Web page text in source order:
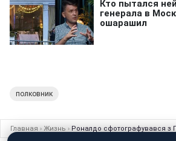
полковник
Главная › Жизнь › Роналдо сфотографувався з